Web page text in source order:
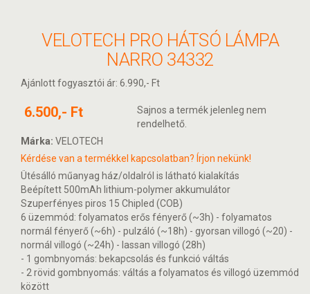
VELOTECH PRO HÁTSÓ LÁMPA
NARRO 34332
Ajánlott fogyasztói ár: 6.990,- Ft
6.500,- Ft
Sajnos a termék jelenleg nem
rendelhető.
Márka: VELOTECH
Kérdése van a termékkel kapcsolatban? Írjon nekünk!
Ütésálló műanyag ház/oldalról is látható kialakítás
Beépített 500mAh lithium-polymer akkumulátor
Szuperfényes piros 15 Chipled (COB)
6 üzemmód: folyamatos erős fényerő (~3h) - folyamatos
normál fényerő (~6h) - pulzáló (~18h) - gyorsan villogó (~20) -
normál villogó (~24h) - lassan villogó (28h)
- 1 gombnyomás: bekapcsolás és funkció váltás
- 2 rövid gombnyomás: váltás a folyamatos és villogó üzemmód
között